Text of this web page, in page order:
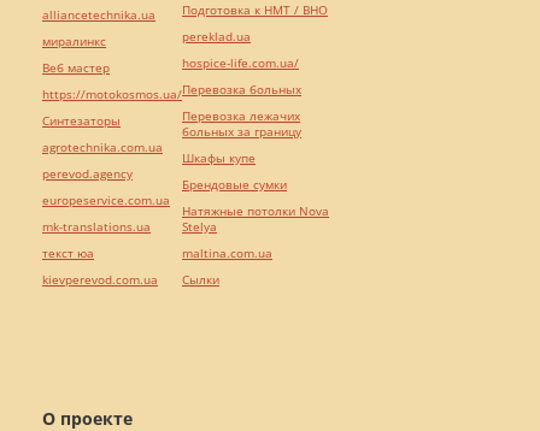
О проекте
alliancetechnika.ua
миралинкс
Веб мастер
https://motokosmos.ua/
Синтезаторы
agrotechnika.com.ua
perevod.agency
europeservice.com.ua
mk-translations.ua
текст юа
kievperevod.com.ua
Подготовка к НМТ / ВНО
pereklad.ua
hospice-life.com.ua/
Перевозка больных
Перевозка лежачих
больных за границу
Шкафы купе
Брендовые сумки
Натяжные потолки Nova
Stelya
maltina.com.ua
Cылки